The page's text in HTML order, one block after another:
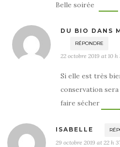
Belle soirée
DU BIO DANS
RÉPONDRE
22 octobre 2019 at 10
Si elle est très
conservation
faire sécher
ISABELLE
29 octobre 2019 at 22 h